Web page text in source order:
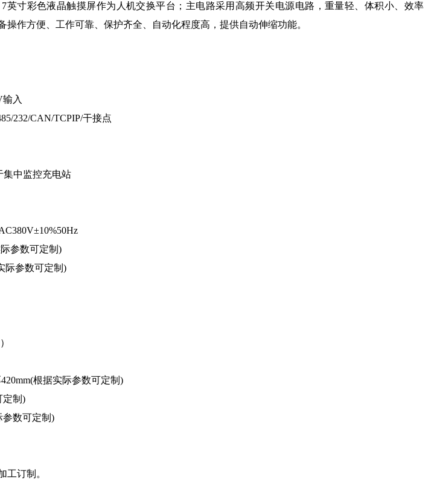
英寸彩色液晶触摸屏作为人机交换平台；主电路采用高频开关电源电路，重量轻、体积小、效率
作方便、工作可靠、保护齐全、自动化程度高，提供自动伸缩功能。
入
232/CAN/TCPIP/干接点
中监控充电站
参数可定制)
参数可定制)
根据实际参数可定制)
制)
数可定制)
工订制。